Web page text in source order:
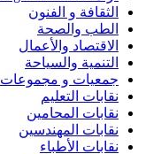
الثقافة و الفنون
الطب والصحة
الاقتصاد والأعمال
التنمية والسياحة
جمعيات و مجموعات
نقابات التعليم
نقابات المحامين
نقابات المهندسين
نقابات الأطباء